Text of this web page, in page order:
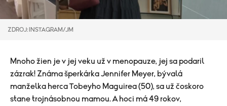
ZDROJ: INSTAGRAM/JM
Mnoho žien je v jej veku už v menopauze, jej sa podaril
zázrak! Známa šperkárka Jennifer Meyer, bývalá
manželka herca Tobeyho Maguirea (50), sa už čoskoro
stane trojnásobnou mamou. A hoci má 49 rokov,